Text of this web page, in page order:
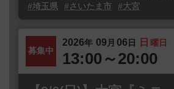
#埼玉県
#さいたま市 #大宮
募集中
2026年 09 月 06日 日 曜日
13:00～20:00